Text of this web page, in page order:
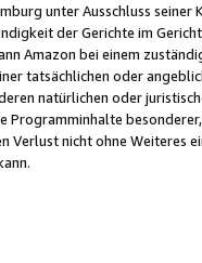
unter Ausschluss
der Gerichte im
Amazon bei einem
tatsächlichen oder
natürlichen oder
Programminhalte
Verlust nicht ohne Weiteres